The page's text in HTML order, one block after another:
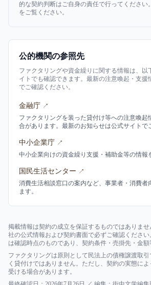
的な契約判断はご自身の責任で行ってください
をご覧ください。
公的機関の参照先
ファクタリングや資金繰りに関する情報は、以
イトでも確認できます。最新の注意喚起・支援
でご確認ください。
金融庁 ↗
ファクタリングを装った貸付け等への注意喚起
合があります。最新のお知らせは公式サイトで
中小企業庁 ↗
中小企業向けの資金繰り支援・補助金等の情報
国民生活センター ↗
消費生活相談窓口の案内など、事業者・消費者
ます。
掲載情報は契約の成立を保証するものではありま
社の公式情報および契約書面で必ずご確認くださ
は確認時点のものであり、契約条件・売掛先・金額
ファクタリングは原則として民法上の債権譲渡取
く貸付けではありません。ただし、契約の実態に
受ける場合があります。